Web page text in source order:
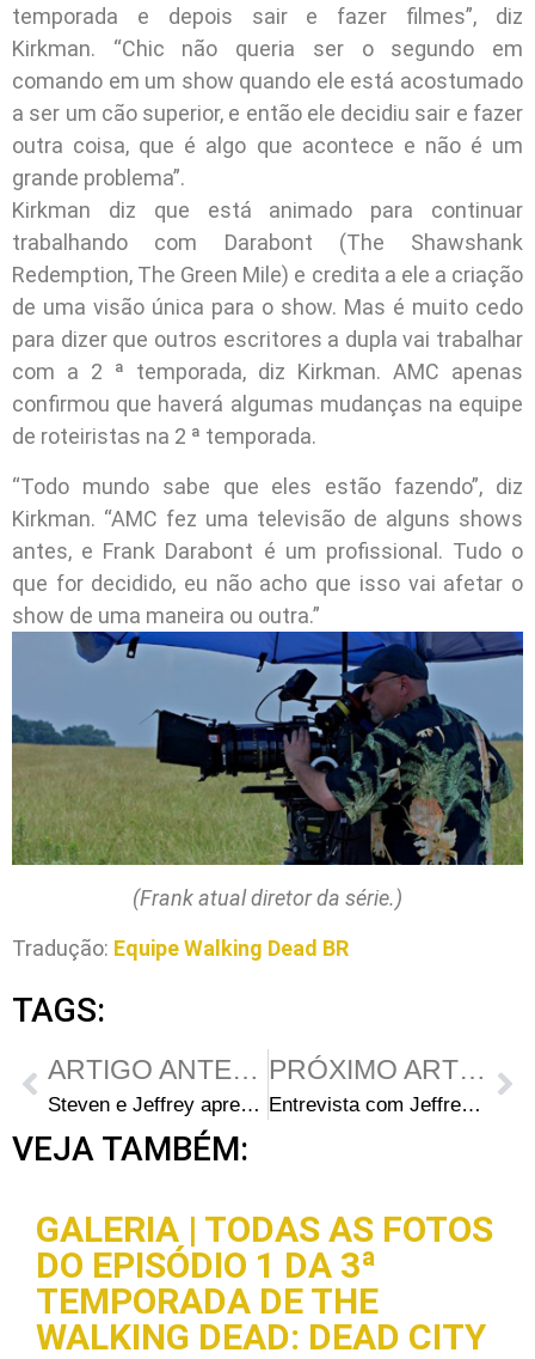
temporada e depois sair e fazer filmes”, diz
Kirkman. “Chic não queria ser o segundo em
comando em um show quando ele está acostumado
a ser um cão superior, e então ele decidiu sair e fazer
outra coisa, que é algo que acontece e não é um
grande problema”.
Kirkman diz que está animado para continuar
trabalhando com Darabont (The Shawshank
Redemption, The Green Mile) e credita a ele a criação
de uma visão única para o show. Mas é muito cedo
para dizer que outros escritores a dupla vai trabalhar
com a 2 ª temporada, diz Kirkman. AMC apenas
confirmou que haverá algumas mudanças na equipe
de roteiristas na 2 ª temporada.
“Todo mundo sabe que eles estão fazendo”, diz
Kirkman. “AMC fez uma televisão de alguns shows
antes, e Frank Darabont é um profissional. Tudo o
que for decidido, eu não acho que isso vai afetar o
show de uma maneira ou outra.”
(Frank atual diretor da série.)
Tradução: Equipe Walking Dead BR
TAGS:
ARTIGO ANTERIOR
Steven e Jeffrey apresentando o Set de Gravação
PRÓXIMO ARTIGO
Entrevista com Jeffrey DeMunn (Dale)
VEJA TAMBÉM:
GALERIA | TODAS AS FOTOS
DO EPISÓDIO 1 DA 3ª
TEMPORADA DE THE
WALKING DEAD: DEAD CITY